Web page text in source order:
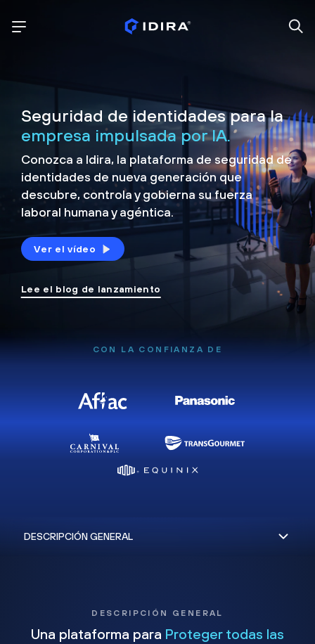
Seguridad de identidades para la
empresa impulsada por IA.
Conozca a Idira, la plataforma de seguridad de
identidades de nueva generación que
descubre, controla ygobierna su fuerza
laboral humana y agéntica.
Ver el vídeo
Lee el blog de lanzamiento
CON LA CONFIANZA DE
DESCRIPCIÓN GENERAL
Una plataforma para Proteger todas las